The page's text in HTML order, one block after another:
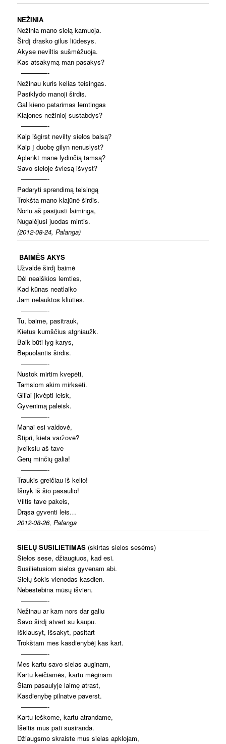
NEŽINIA
Nežinia mano sielą kamuoja.
Širdį drasko gilus liūdesys.
Akyse neviltis sušmėžuoja.
Kas atsakymą man pasakys?
————-
Nežinau kuris kelias teisingas.
Pasiklydo manoji širdis.
Gal kieno patarimas lemtingas
Klajones nežinioj sustabdys?
————-
Kaip išgirst nevilty sielos balsą?
Kaip į duobę gilyn nenuslyst?
Aplenkt mane lydinčią tamsą?
Savo sieloje šviesą išvyst?
————-
Padaryti sprendimą teisingą
Trokšta mano klajūnė širdis.
Noriu aš pasijusti laiminga,
Nugalėjusi juodas mintis.
(2012-08-24, Palanga)
BAIMĖS AKYS
Užvaldė širdį baimė
Dėl neaiškios lemties,
Kad kūnas neatlaiko
Jam nelauktos kliūties.
————-
Tu, baime, pasitrauk,
Kietus kumščius atgniaužk.
Baik būti lyg karys,
Bepuolantis širdis.
————-
Nustok mirtim kvepėti,
Tamsiom akim mirksėti.
Giliai įkvėpti leisk,
Gyvenimą paleisk.
————-
Manai esi valdovė,
Stipri, kieta varžovė?
Įveiksiu aš tave
Gerų minčių galia!
————-
Traukis greičiau iš kelio!
Išnyk iš šio pasaulio!
Viltis tave pakeis,
Drąsa gyventi leis…
2012-08-26, Palanga
SIELŲ SUSILIETIMAS (skirtas sielos sesėms)
Sielos sese, džiaugiuos, kad esi.
Susilietusiom sielos gyvenam abi.
Sielų šokis vienodas kasdien.
Nebestebina mūsų išvien.
————-
Nežinau ar kam nors dar galiu
Savo širdį atvert su kaupu.
Išklausyt, išsakyt, pasitart
Trokštam mes kasdienybėj kas kart.
————-
Mes kartu savo sielas auginam,
Kartu keičiamės, kartu mėginam
Šiam pasaulyje laimę atrast,
Kasdienybę pilnatve paverst.
————-
Kartu ieškome, kartu atrandame,
Išeitis mus pati susiranda.
Džiaugsmo skraiste mus sielas apklojam,